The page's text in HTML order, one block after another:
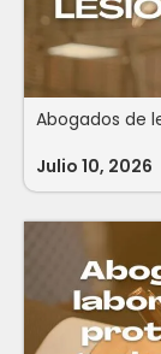
Abogados de
Julio 10, 2026